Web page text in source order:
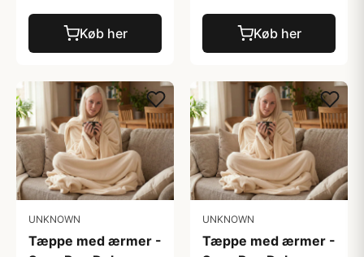
Køb her Køb her
UNKNOWN
Tæppe med ærmer -
UNKNOWN
Tæppe med ærmer -